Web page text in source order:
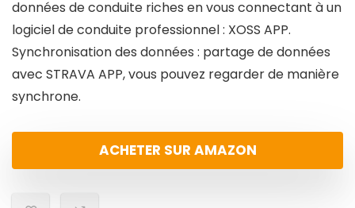
données de conduite riches en vous connectant à un
logiciel de conduite professionnel : XOSS APP.
Synchronisation des données : partage de données
avec STRAVA APP, vous pouvez regarder de manière
synchrone.
ACHETER SUR AMAZON